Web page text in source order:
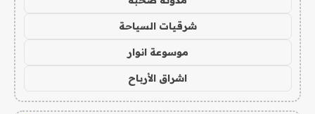
شرقيات السياحة
موسوعة انوار
اشراق الأرباح